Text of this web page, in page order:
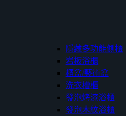
隱藏多功能側櫃
岩板浴櫃
櫃盆/藝術盆
洗衣槽櫃
發泡烤漆浴櫃
發泡木紋浴櫃